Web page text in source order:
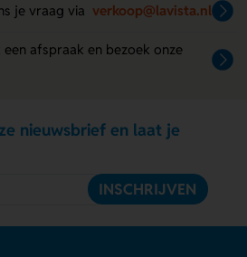
je vraag via verkoop@lavista.nl
een afspraak en bezoek onze
nieuwsbrief en laat je
INSCHRIJVEN